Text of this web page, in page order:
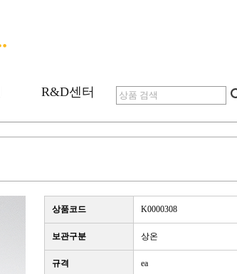
R&D센터
상품코드 K0000308
보관구분 상온
규격 ea